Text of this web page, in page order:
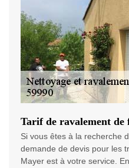
Tarif de ravalement de
Si vous êtes à la recherche
demande de devis pour les
Mayer est à votre service.